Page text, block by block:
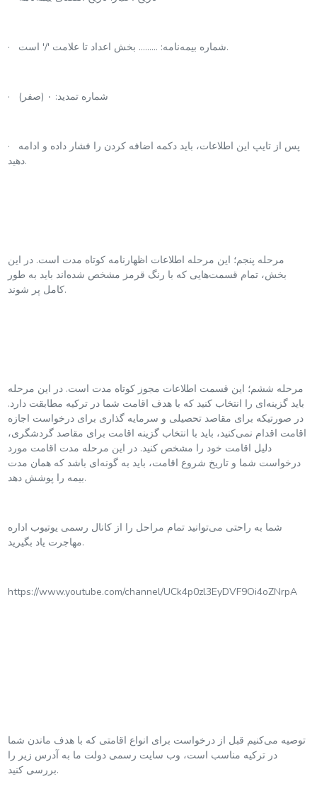
· شماره بیمه‌نامه: ……… بخش اعداد تا علامت '‌/‌' است.
· شماره تمدید: ۰ (صفر)
· پس از تایپ این اطلاعات، باید دکمه اضافه کردن را فشار داده و ادامه
دهید.
مرحله پنجم؛ این مرحله اطلاعات اظهارنامه کوتاه مدت است. در این
بخش، تمام قسمت‌هایی که با رنگ قرمز مشخص شده‌اند باید به طور
کامل پر شوند.
مرحله ششم؛ این قسمت اطلاعات مجوز کوتاه مدت است. در این مرحله
باید گزینه‌ای را انتخاب کنید که با هدف اقامت شما در ترکیه مطابقت دارد.
در صورتیکه برای مقاصد تحصیلی و سرمایه گذاری برای درخواست اجازه
اقامت اقدام نمی‌کنید، باید با انتخاب گزینه اقامت برای مقاصد گردشگری،
دلیل اقامت خود را مشخص کنید. در این مرحله مدت اقامت مورد
درخواست شما و تاریخ شروع اقامت، باید به گونه‌ای باشد که همان مدت
بیمه را پوشش دهد.
شما به راحتی می‌توانید تمام مراحل را از کانال رسمی یوتیوب اداره
مهاجرت یاد بگیرید.
https://www.youtube.com/channel/UCk4p0zl3EyDVF9Oi4oZNrpA
توصیه می‌کنیم قبل از درخواست برای انواع اقامتی که با هدف ماندن شما
در ترکیه مناسب است، وب سایت رسمی دولت ما به آدرس زیر را
بررسی کنید.